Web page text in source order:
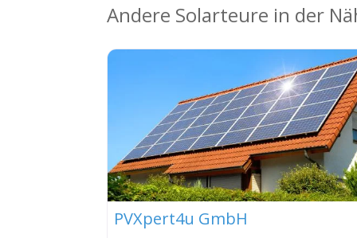
Andere Solarteure in der
PVXpert4u GmbH